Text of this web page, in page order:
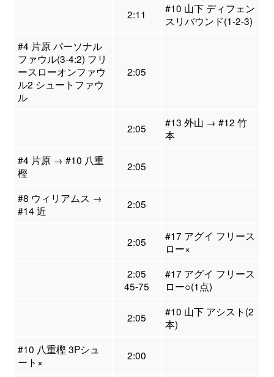
2:11
#10 山下 ディフェン
スリバウンド(1-2-3)
#4 片原 パーソナル
ファウル(3-4:2) フリ
ースローオンファウ
ル2 シュートファウ
ル
2:05
2:05
#13 外山 → #12 竹
本
#4 片原 → #10 八重
樫
2:05
#8 ウィリアムス →
#14 近
2:05
2:05
#17 アグイ フリース
ロー×
2:05
45-75
#17 アグイ フリース
ロー○(1点)
2:05
#10 山下 アシスト(2
本)
#10 八重樫 3Pシュ
ート×
2:00